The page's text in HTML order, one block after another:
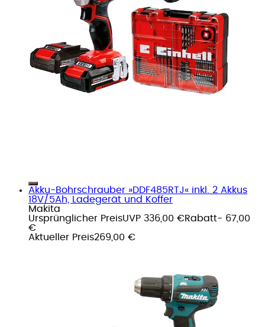
Akku-Bohrschrauber »DDF485RTJ« inkl. 2 Akkus
18V/5Ah, Ladegerät und Koffer
Makita
Ursprünglicher PreisUVP 336,00 €Rabatt- 67,00
€
Aktueller Preis269,00 €